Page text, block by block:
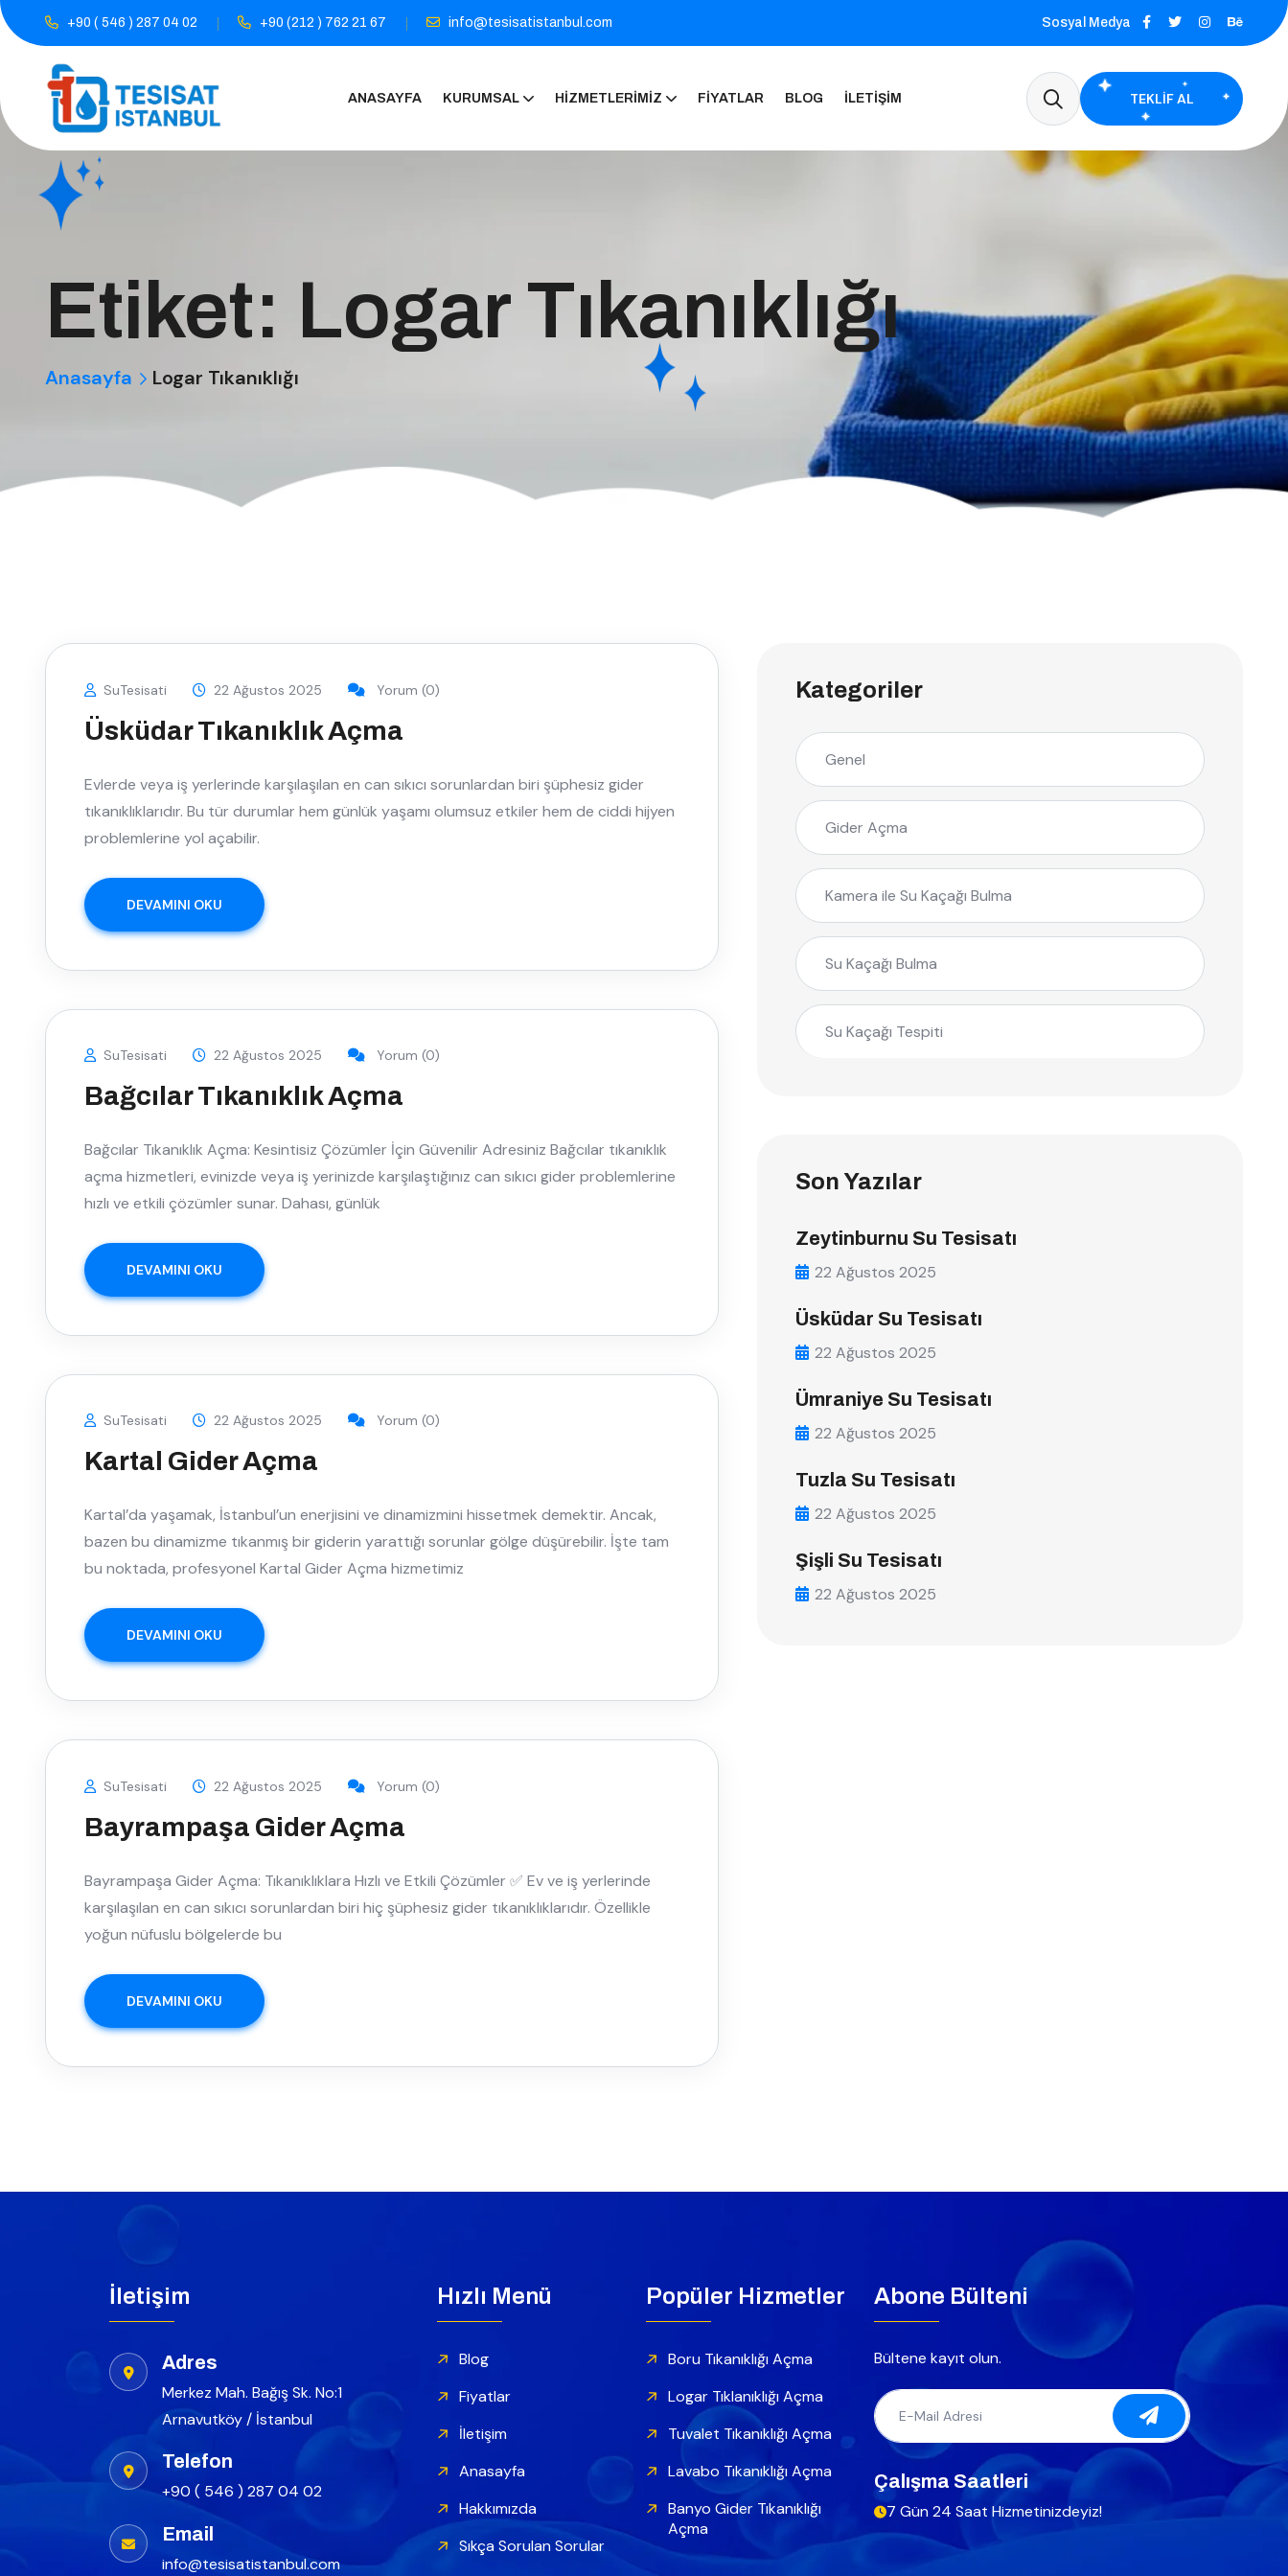
+90 ( 546 ) 287 04 02 +90 (212 ) 762 21 67 info@tesisatistanbul.com Sosyal Medya
ANASAYFA KURUMSAL HIZMETLERIMIZ FIYATLAR BLOG İLETIŞIM TEKLIF AL
Etiket: Logar Tıkanıklığı
Anasayfa Logar Tıkanıklığı
SuTesisati 22 Ağustos 2025 Yorum (0)
Üsküdar Tıkanıklık Açma
Evlerde veya iş yerlerinde karşılaşılan en can sıkıcı sorunlardan biri şüphesiz gider
tıkanıklıklarıdır. Bu tür durumlar hem günlük yaşamı olumsuz etkiler hem de ciddi hijyen
problemlerine yol açabilir.
DEVAMINI OKU
SuTesisati 22 Ağustos 2025 Yorum (0)
Bağcılar Tıkanıklık Açma
Bağcılar Tıkanıklık Açma: Kesintisiz Çözümler İçin Güvenilir Adresiniz Bağcılar tıkanıklık
açma hizmetleri, evinizde veya iş yerinizde karşılaştığınız can sıkıcı gider problemlerine
hızlı ve etkili çözümler sunar. Dahası, günlük
DEVAMINI OKU
SuTesisati 22 Ağustos 2025 Yorum (0)
Kartal Gider Açma
Kartal’da yaşamak, İstanbul’un enerjisini ve dinamizmini hissetmek demektir. Ancak,
bazen bu dinamizme tıkanmış bir giderin yarattığı sorunlar gölge düşürebilir. İşte tam
bu noktada, profesyonel Kartal Gider Açma hizmetimiz
DEVAMINI OKU
SuTesisati 22 Ağustos 2025 Yorum (0)
Bayrampaşa Gider Açma
Bayrampaşa Gider Açma: Tıkanıklıklara Hızlı ve Etkili Çözümler ✅ Ev ve iş yerlerinde
karşılaşılan en can sıkıcı sorunlardan biri hiç şüphesiz gider tıkanıklıklarıdır. Özellikle
yoğun nüfuslu bölgelerde bu
DEVAMINI OKU
Kategoriler
Genel
Gider Açma
Kamera ile Su Kaçağı Bulma
Su Kaçağı Bulma
Su Kaçağı Tespiti
Son Yazılar
Zeytinburnu Su Tesisatı
22 Ağustos 2025
Üsküdar Su Tesisatı
22 Ağustos 2025
Ümraniye Su Tesisatı
22 Ağustos 2025
Tuzla Su Tesisatı
22 Ağustos 2025
Şişli Su Tesisatı
22 Ağustos 2025
İletişim
Adres
Merkez Mah. Bağış Sk. No:1
Arnavutköy / İstanbul
Telefon
+90 ( 546 ) 287 04 02
Email
info@tesisatistanbul.com
Hızlı Menü
Blog
Fiyatlar
İletişim
Anasayfa
Hakkımızda
Sıkça Sorulan Sorular
Popüler Hizmetler
Boru Tıkanıklığı Açma
Logar Tıklanıklığı Açma
Tuvalet Tıkanıklığı Açma
Lavabo Tıkanıklığı Açma
Banyo Gider Tıkanıklığı
Açma
Abone Bülteni
Bültene kayıt olun.
Çalışma Saatleri
7 Gün 24 Saat Hizmetinizdeyiz!